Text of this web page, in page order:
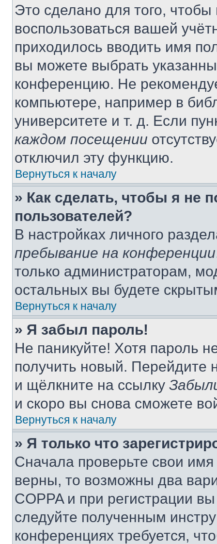
Это сделано для того, чтобы
воспользоваться вашей
приходилось вводить имя
вы можете выбрать
конференцию. Не
компьютере, например в
университете и т. д. Если
каждом посещении
отключил эту функцию.
Вернуться к началу
» Как сделать, чтобы я не
пользователей?
В настройках личного
пребывание на конференции
только администраторам,
остальных вы будете
Вернуться к началу
» Я забыл пароль!
Не паникуйте! Хотя пароль
получить новый. Перейдите
и щёлкните на ссылку
и скоро вы снова сможете
Вернуться к началу
» Я только что
Сначала проверьте свои
верны, то возможны два
COPPA и при регистрации
следуйте полученным
конференциях требуется,